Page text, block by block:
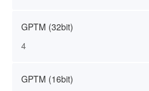
GPTM (32bit)
4
GPTM (16bit)